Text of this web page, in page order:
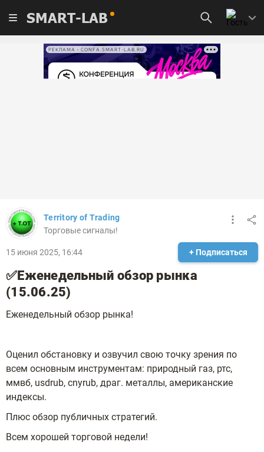
SMART-LAB
РЕКЛАМА • CONFA.SMART-LAB.RU
Territory of Trading
Торговые сигналы!
15 июня 2025, 16:44 + Подписаться
✅Еженедельный обзор рынка
(15.06.25)
Еженедельный обзор рынка!
Оценил обстановку и озвучил свою точку зрения по
всем основным инструментам: природный газ, ртс,
ммвб, usdrub, cnyrub, драг. металлы, американские
индексы.
Плюс обзор публичных стратегий.
Всем хорошей торговой недели!